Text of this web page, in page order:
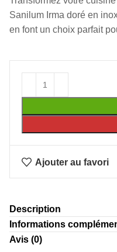
Sanilum Irma doré en
en font un choix parfait
Ajouter au favori
Description
Informations
Avis (0)